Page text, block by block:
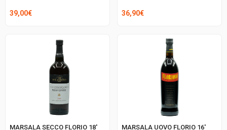
39,00€ 36,90€
MARSALA SECCO FLORIO 18′ MARSALA UOVO FLORIO 16′